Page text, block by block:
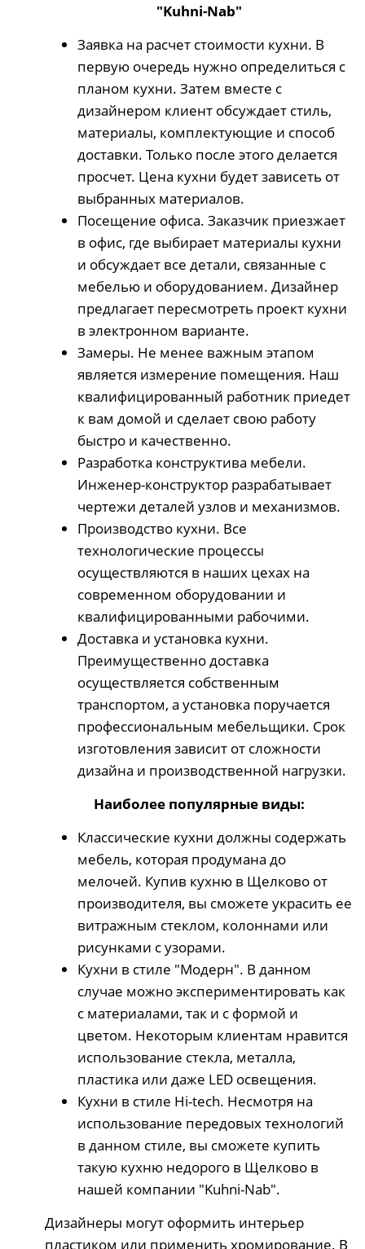
"Kuhni-Nab"
Заявка на расчет стоимости кухни. В
первую очередь нужно определиться с
планом кухни. Затем вместе с
дизайнером клиент обсуждает стиль,
материалы, комплектующие и способ
доставки. Только после этого делается
просчет. Цена кухни будет зависеть от
выбранных материалов.
Посещение офиса. Заказчик приезжает
в офис, где выбирает материалы кухни
и обсуждает все детали, связанные с
мебелью и оборудованием. Дизайнер
предлагает пересмотреть проект кухни
в электронном варианте.
Замеры. Не менее важным этапом
является измерение помещения. Наш
квалифицированный работник приедет
к вам домой и сделает свою работу
быстро и качественно.
Разработка конструктива мебели.
Инженер-конструктор разрабатывает
чертежи деталей узлов и механизмов.
Производство кухни. Все
технологические процессы
осуществляются в наших цехах на
современном оборудовании и
квалифицированными рабочими.
Доставка и установка кухни.
Преимущественно доставка
осуществляется собственным
транспортом, а установка поручается
профессиональным мебельщики. Срок
изготовления зависит от сложности
дизайна и производственной нагрузки.
Наиболее популярные виды:
Классические кухни должны содержать
мебель, которая продумана до
мелочей. Купив кухню в Щелково от
производителя, вы сможете украсить ее
витражным стеклом, колоннами или
рисунками с узорами.
Кухни в стиле "Модерн". В данном
случае можно экспериментировать как
с материалами, так и с формой и
цветом. Некоторым клиентам нравится
использование стекла, металла,
пластика или даже LED освещения.
Кухни в стиле Hi-tech. Несмотря на
использование передовых технологий
в данном стиле, вы сможете купить
такую кухню недорого в Щелково в
нашей компании "Kuhni-Nab".
Дизайнеры могут оформить интерьер
пластиком или применить хромирование. В